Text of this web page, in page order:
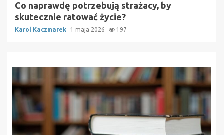
Co naprawdę potrzebują strażacy, by
skutecznie ratować życie?
Karol Kaczmarek 1 maja 2026 197